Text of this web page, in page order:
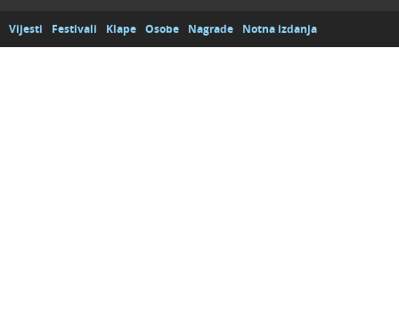
Vijesti Festivali Klape Osobe Nagrade Notna izdanja